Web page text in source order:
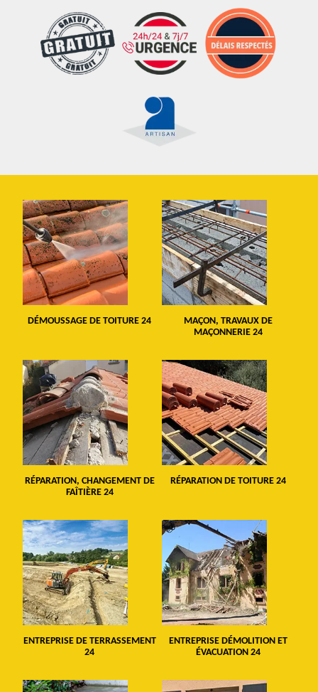
DÉMOUSSAGE DE TOITURE 24
MAÇON, TRAVAUX DE
MAÇONNERIE 24
RÉPARATION, CHANGEMENT DE
FAÎTIÈRE 24
RÉPARATION DE TOITURE 24
ENTREPRISE DE TERRASSEMENT
24
ENTREPRISE DÉMOLITION ET
ÉVACUATION 24